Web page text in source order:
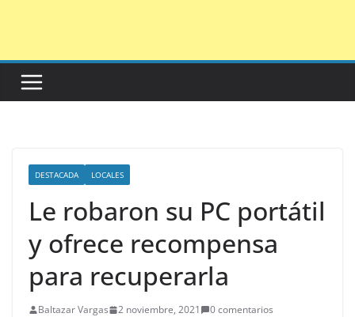
DESTACADA LOCALES
Le robaron su PC portátil
y ofrece recompensa
para recuperarla
Baltazar Vargas 2 noviembre, 2021 0 comentarios